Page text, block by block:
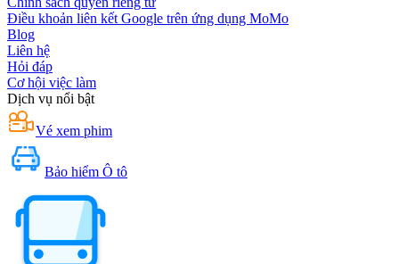
Điều khoản liên kết Google trên ứng dụng MoMo
Blog
Liên hệ
Hỏi đáp
Cơ hội việc làm
Dịch vụ nổi bật
Vé xem phim
Bảo hiểm Ô tô